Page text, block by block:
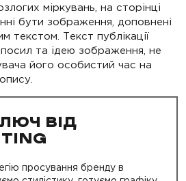
міркувань, на сторінці
бути зображення, доповнені
текстом. Текст публікації
та ідею зображення, не
його особистий час на
ВІД
просування бренду в